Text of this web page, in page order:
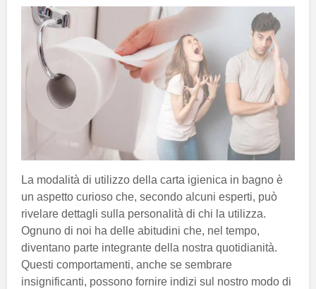
La modalità di utilizzo della carta igienica in bagno è
un aspetto curioso che, secondo alcuni esperti, può
rivelare dettagli sulla personalità di chi la utilizza.
Ognuno di noi ha delle abitudini che, nel tempo,
diventano parte integrante della nostra quotidianità.
Questi comportamenti, anche se sembrare
insignificanti, possono fornire indizi sul nostro modo di